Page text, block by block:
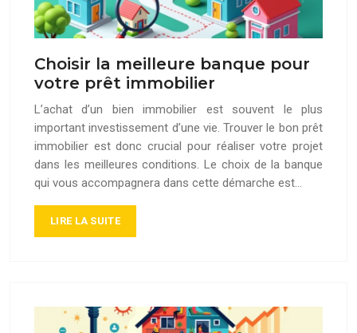
Choisir la meilleure banque pour
votre prêt immobilier
L’achat d’un bien immobilier est souvent le plus
important investissement d’une vie. Trouver le bon prêt
immobilier est donc crucial pour réaliser votre projet
dans les meilleures conditions. Le choix de la banque
qui vous accompagnera dans cette démarche est…
LIRE LA SUITE